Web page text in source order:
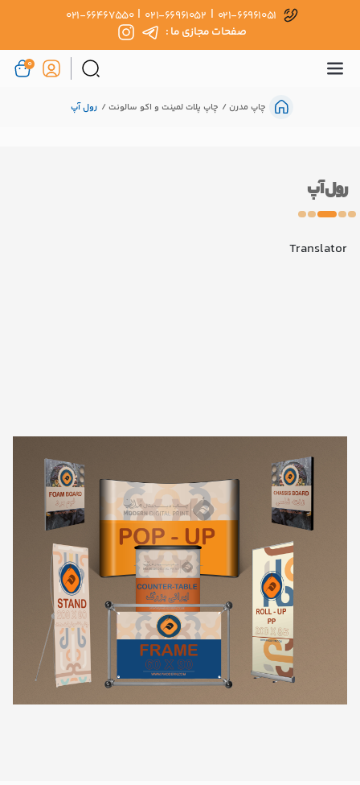
021-66961051
|
021-66961052
|
021-66467550
صفحات مجازی ما :
0
چاپ مدرن چاپ پلات لمینت و اکو سالونت رول آپ
رول آپ
Translator